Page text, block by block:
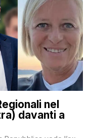
nel
davanti a